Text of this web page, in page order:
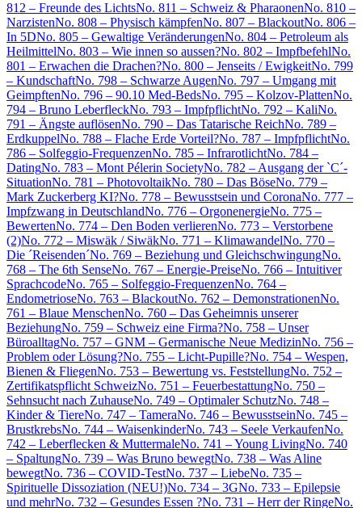
812 – Freunde des LichtsNo. 811 – Schweiz & PharaonenNo. 810 –
NarzistenNo. 808 – Physisch kämpfenNo. 807 – BlackoutNo. 806 –
In 5DNo. 805 – Gewaltige VeränderungenNo. 804 – Petroleum als
HeilmittelNo. 803 – Wie innen so aussen?No. 802 – ImpfbefehlNo.
801 – Erwachen die Drachen?No. 800 – Jenseits / EwigkeitNo. 799
– KundschaftNo. 798 – Schwarze AugenNo. 797 – Umgang mit
GeimpftenNo. 796 – 90.10 Med-BedsNo. 795 – Kolzov-PlattenNo.
794 – Bruno LeberfleckNo. 793 – ImpfpflichtNo. 792 – KaliNo.
791 – Ängste auflösenNo. 790 – Das Tatarische ReichNo. 789 –
ErdkuppelNo. 788 – Flache Erde Vorteil?No. 787 – ImpfpflichtNo.
786 – Solfeggio-FrequenzenNo. 785 – InfrarotlichtNo. 784 –
DatingNo. 783 – Mont Pélerin SocietyNo. 782 – Ausgang der `C´-
SituationNo. 781 – PhotovoltaikNo. 780 – Das BöseNo. 779 –
Mark Zuckerberg KI?No. 778 – Bewusstsein und CoronaNo. 777 –
Impfzwang in DeutschlandNo. 776 – OrgonenergieNo. 775 –
BewertenNo. 774 – Den Boden verlierenNo. 773 – Verstorbene
(2)No. 772 – Miswäk / SiwäkNo. 771 – KlimawandelNo. 770 –
Die ´Reisenden´No. 769 – Beziehung und GleichschwingungNo.
768 – The 6th SenseNo. 767 – Energie-PreiseNo. 766 – Intuitiver
SprachcodeNo. 765 – Solfeggio-FrequenzenNo. 764 –
EndometrioseNo. 763 – BlackoutNo. 762 – DemonstrationenNo.
761 – Blaue MenschenNo. 760 – Das Geheimnis unserer
BeziehungNo. 759 – Schweiz eine Firma?No. 758 – Unser
BüroalltagNo. 757 – GNM – Germanische Neue MedizinNo. 756 –
Problem oder Lösung?No. 755 – Licht-Pupille?No. 754 – Wespen,
Bienen & FliegenNo. 753 – Bewertung vs. FeststellungNo. 752 –
Zertifikatspflicht SchweizNo. 751 – FeuerbestattungNo. 750 –
Sehnsucht nach ZuhauseNo. 749 – Optimaler SchutzNo. 748 –
Kinder & TiereNo. 747 – TameraNo. 746 – BewusstseinNo. 745 –
BrustkrebsNo. 744 – WaisenkinderNo. 743 – Seele VerkaufenNo.
742 – Leberflecken & MuttermaleNo. 741 – Young LivingNo. 740
– SpaltungNo. 739 – Was Bruno bewegtNo. 738 – Was Aline
bewegtNo. 736 – COVID-TestNo. 737 – LiebeNo. 735 –
Spirituelle Dissoziation (NEU!)No. 734 – 3GNo. 733 – Epilepsie
und mehrNo. 732 – Gesundes Essen ?No. 731 – Herr der RingeNo.